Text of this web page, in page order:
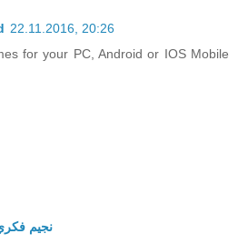
22.11.2016, 20:26
for your PC, Android or IOS Mobile
نجيم